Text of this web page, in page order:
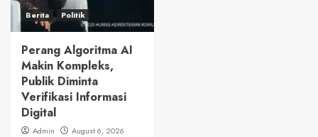
Berita Politik
Perang Algoritma AI
Makin Kompleks,
Publik Diminta
Verifikasi Informasi
Digital
Admin
August 6, 2026